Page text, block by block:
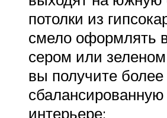
потолки из
смело оформлять
сером или зеленом
вы получите
интерьере;